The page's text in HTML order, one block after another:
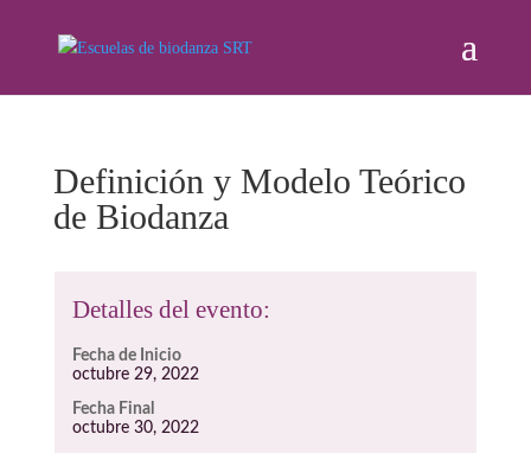
Definición y Modelo Teórico
de Biodanza
Detalles del evento:
Fecha de Inicio
octubre 29, 2022
Fecha Final
octubre 30, 2022